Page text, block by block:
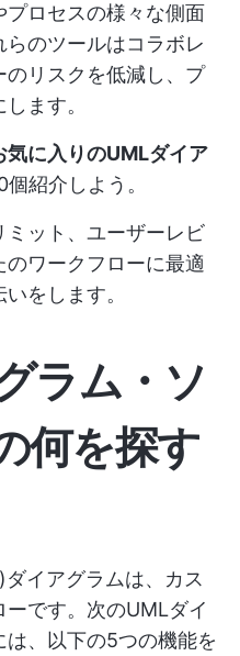
プロセスの様々な側面
のツールはコラボレ
リスクを低減し、プ
ます。
気に入りのUMLダイア
個紹介しよう。
ット、ユーザーレビ
のワークフローに最適
をします。
ラム・ソ
何を探す
イアグラムは、カス
です。次のUMLダイ
、以下の5つの機能を